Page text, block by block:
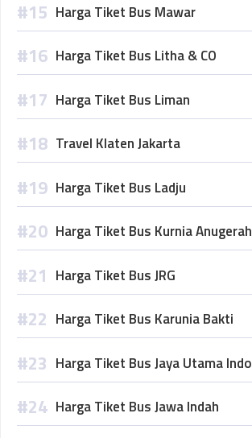
Harga Tiket Bus Mawar
Harga Tiket Bus Litha & CO
Harga Tiket Bus Liman
Travel Klaten Jakarta
Harga Tiket Bus Ladju
Harga Tiket Bus Kurnia Anugerah
Harga Tiket Bus JRG
Harga Tiket Bus Karunia Bakti
Harga Tiket Bus Jaya Utama Indo
Harga Tiket Bus Jawa Indah